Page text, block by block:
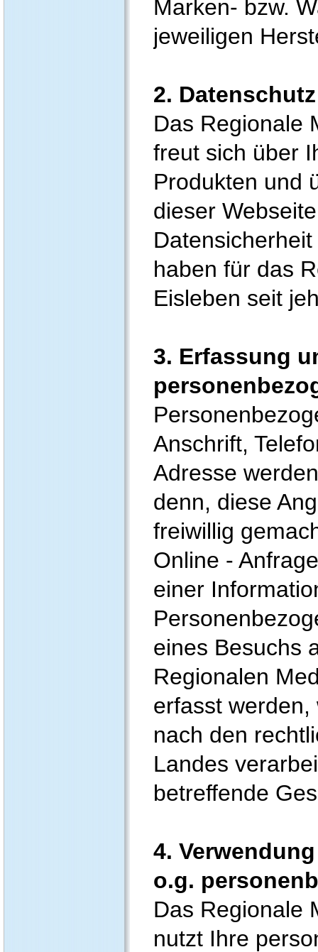
Marken- bzw.
jeweiligen
2.
Das Regionale
freut sich über
Produkten und
dieser
haben für das
Eisleben seit
3. Erfassung
Anschrift,
Adresse
denn, diese
freiwillig
Online -
einer
eines Besuchs
Regionalen
erfasst
nach den
Landes
betreffende
4.
o.g.
Das Regionale
nutzt Ihre